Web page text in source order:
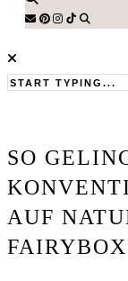
SO
AUF